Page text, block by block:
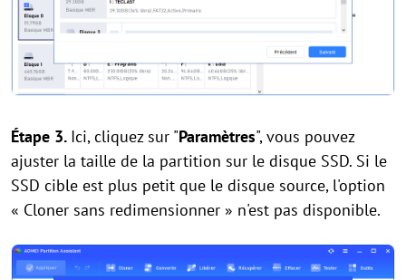
Étape 3. Ici, cliquez sur "Paramètres", vous pouvez
ajuster la taille de la partition sur le disque SSD. Si le
SSD cible est plus petit que le disque source, l'option
« Cloner sans redimensionner » n'est pas disponible.